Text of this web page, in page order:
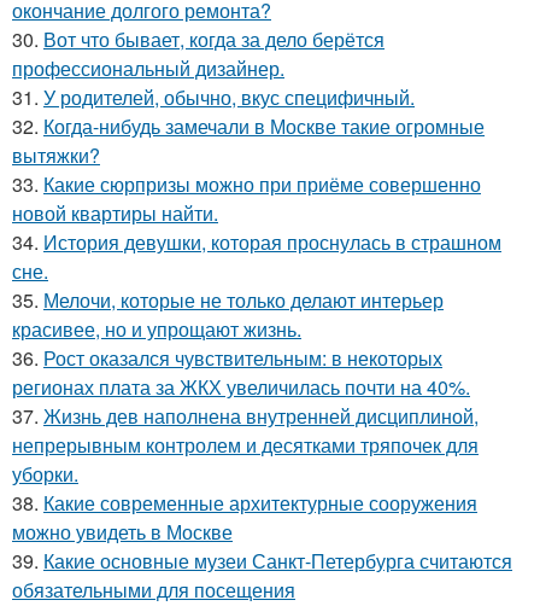
окончание долгого ремонта?
30. Вот что бывает, когда за дело берётся
профессиональный дизайнер.
31. У родителей, обычно, вкус специфичный.
32. Когда-нибудь замечали в Москве такие огромные
вытяжки?
33. Какие сюрпризы можно при приёме совершенно
новой квартиры найти.
34. История девушки, которая проснулась в страшном
сне.
35. Мелочи, которые не только делают интерьер
красивее, но и упрощают жизнь.
36. Рост оказался чувствительным: в некоторых
регионах плата за ЖКХ увеличилась почти на 40%.
37. Жизнь дев наполнена внутренней дисциплиной,
непрерывным контролем и десятками тряпочек для
уборки.
38. Какие современные архитектурные сооружения
можно увидеть в Москве
39. Какие основные музеи Санкт-Петербурга считаются
обязательными для посещения